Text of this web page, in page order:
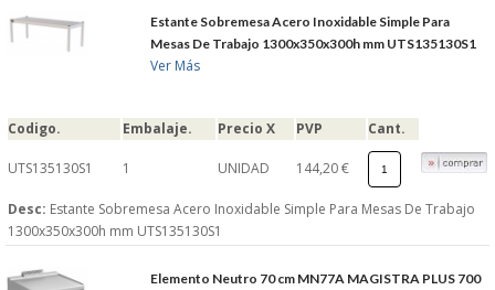
Estante Sobremesa Acero Inoxidable Simple Para
Mesas De Trabajo 1300x350x300h mm UTS135130S1
Ver Más
Codigo. Embalaje. Precio X PVP Cant.
UTS135130S1 1 UNIDAD 144,20 €
Desc: Estante Sobremesa Acero Inoxidable Simple Para Mesas De Trabajo
1300x350x300h mm UTS135130S1
Elemento Neutro 70 cm MN77A MAGISTRA PLUS 700